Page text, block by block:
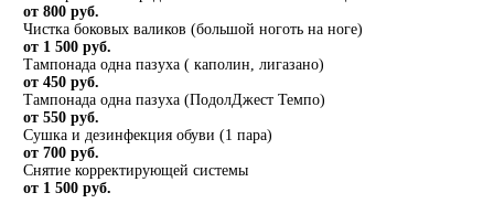
от 800 руб.
Чистка боковых валиков (большой ноготь на ноге)
от 1 500 руб.
Тампонада одна пазуха ( каполин, лигазано)
от 450 руб.
Тампонада одна пазуха (ПодолДжест Темпо)
от 550 руб.
Сушка и дезинфекция обуви (1 пара)
от 700 руб.
Снятие корректирующей системы
от 1 500 руб.